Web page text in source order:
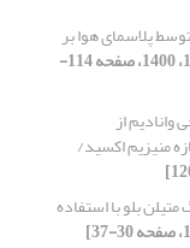
تاثیر ترمیم سطح ITO توسط پلاسمای هوا بر
[دوره 8، شماره 1، 1400، صفحه 114-
از
منیزیم اکسید/
بلو با استفاده